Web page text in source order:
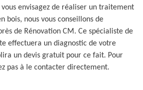
vous envisagez de réaliser un traitement
bois, nous vous conseillons de
de Rénovation CM. Ce spécialiste de
effectuera un diagnostic de votre
un devis gratuit pour ce fait. Pour
pas à le contacter directement.